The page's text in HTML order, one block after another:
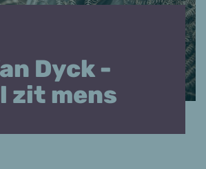
Dyck -
zit mens